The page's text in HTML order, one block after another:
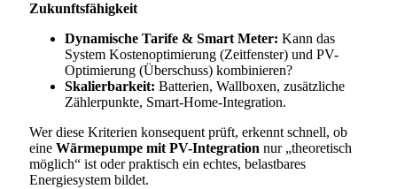
Zukunftsfähigkeit
Dynamische Tarife & Smart Meter: Kann das
System Kostenoptimierung (Zeitfenster) und PV-
Optimierung (Überschuss) kombinieren?
Skalierbarkeit: Batterien, Wallboxen, zusätzliche
Zählerpunkte, Smart-Home-Integration.
Wer diese Kriterien konsequent prüft, erkennt schnell, ob
eine Wärmepumpe mit PV-Integration nur „theoretisch
möglich“ ist oder praktisch ein echtes, belastbares
Energiesystem bildet.